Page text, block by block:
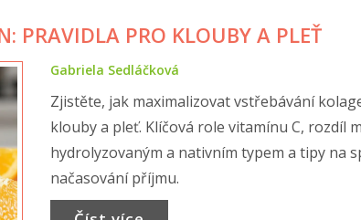
PRAVIDLA PRO KLOUBY A PLEŤ
Gabriela Sedláčková
Zjistěte, jak maximalizovat vstřebávání
klouby a pleť. Klíčová role vitamínu C, rozdíl
hydrolyzovaným a nativním typem a tipy na
načasování příjmu.